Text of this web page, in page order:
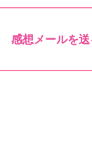
感想メールを